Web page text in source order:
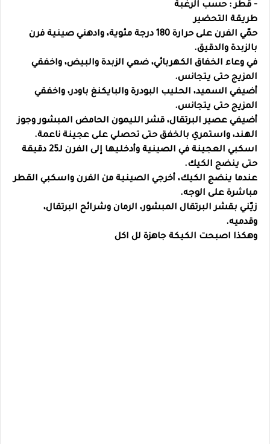
- قطر : حسب الرغبة
طريقة التحضير
حمّي الفرن على حرارة 180 درجة مئوية، وادهني صينية فرن
بالزبدة والدقيق.
في وعاء الخفاق الكهربائي، ضعي الزبدة والبيض، واخفقي
المزيج حتى يتجانس.
أضيفي السميد، الحليب البودرة والبايكنغ باودر، واخفقي
المزيج حتى يتجانس.
أضيفي عصير البرتقال، قشر الليمون الحامض المبشور وجوز
الهند، واستمري بالخفق حتى تحصلي على عجينة ناعمة.
اسكبي العجينة في الصينية وأدخليها إلى الفرن لـ25 دقيقة
حتى ينضج الكيك.
عندما ينضج الكيك، أخرجي الصينية من الفرن واسكبي القطر
مباشرة على الوجه.
زيّني بقشر البرتقال المبشور، الرمان وشرائح البرتقال،
وقدميه.
وهكذا اصبحت الكيكة جاهزة لل اكل